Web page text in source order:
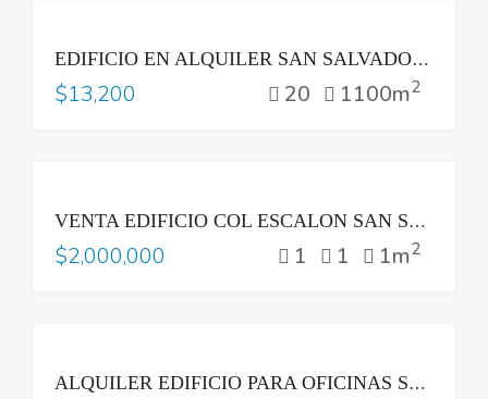
EDIFICIO EN ALQUILER SAN SALVADOR – SS325IA
$13,200 20 1100m2
VENTA EDIFICIO COL ESCALON SAN SALVADOR
$2,000,000 1 1 1m2
ALQUILER EDIFICIO PARA OFICINAS SAN BENITO IDEAL CALL CENTER SAN SALVADOR